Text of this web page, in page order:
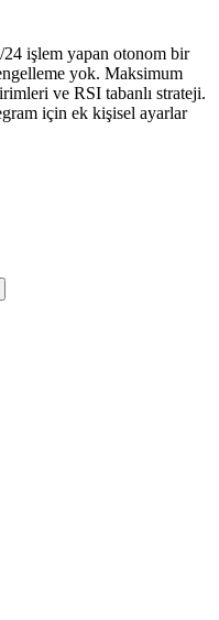
işlem yapan otonom bir
yok. Maksimum
ve RSI tabanlı strateji.
için ek kişisel ayarlar